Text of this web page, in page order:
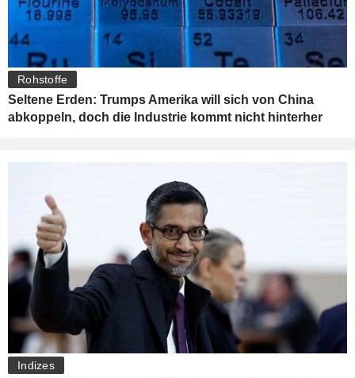
Rohstoffe
Seltene Erden: Trumps Amerika will sich von China
abkoppeln, doch die Industrie kommt nicht hinterher
Indizes